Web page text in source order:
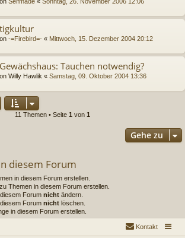
-=Firebird=- « Mittwoch, 15. Dezember 2004 20:12
Tauchen notwendig?
Willy Hawlik « Samstag, 09. Oktober 2004 13:36
11 Themen • Seite 1 von 1
Gehe zu
diesem Forum
in diesem Forum erstellen.
Themen in diesem Forum erstellen.
Forum nicht ändern.
Forum nicht löschen.
in diesem Forum erstellen.
Kontakt